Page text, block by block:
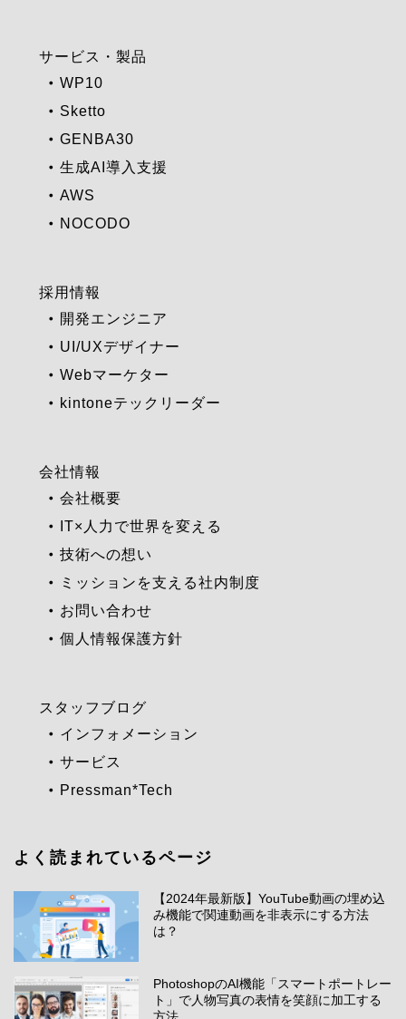
サービス・製品
WP10
Sketto
GENBA30
生成AI導入支援
AWS
NOCODO
採用情報
開発エンジニア
UI/UXデザイナー
Webマーケター
kintoneテックリーダー
会社情報
会社概要
IT×人力で世界を変える
技術への想い
ミッションを支える社内制度
お問い合わせ
個人情報保護方針
スタッフブログ
インフォメーション
サービス
Pressman*Tech
よく読まれているページ
【2024年最新版】YouTube動画の埋め込
み機能で関連動画を非表示にする方法
は？
PhotoshopのAI機能「スマートポートレー
ト」で人物写真の表情を笑顔に加工する